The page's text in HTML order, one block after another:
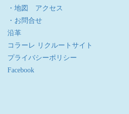
・地図 アクセス
・お問合せ
沿革
コラーレ リクルートサイト
プライバシーポリシー
Facebook